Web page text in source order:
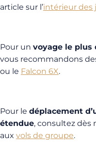
article sur l’intérieur des
Pour un voyage le plus
vous recommandons
ou le Falcon 6X.
Pour le déplacement
étendue, consultez
aux vols de groupe.